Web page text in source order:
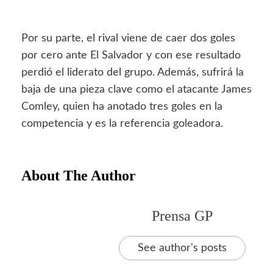
Por su parte, el rival viene de caer dos goles
por cero ante El Salvador y con ese resultado
perdió el liderato del grupo. Además, sufrirá la
baja de una pieza clave como el atacante James
Comley, quien ha anotado tres goles en la
competencia y es la referencia goleadora.
About The Author
Prensa GP
See author's posts